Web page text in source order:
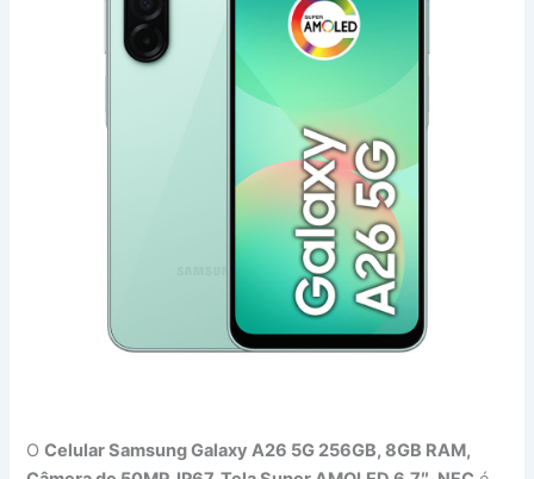
OCelular Samsung Galaxy A26 5G 256GB, 8GB RAM,